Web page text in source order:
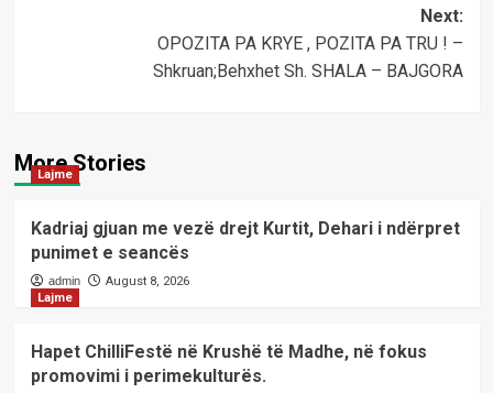
Next:
OPOZITA PA KRYE , POZITA PA TRU ! –
Shkruan;Behxhet Sh. SHALA – BAJGORA
More Stories
Lajme
Kadriaj gjuan me vezë drejt Kurtit, Dehari i ndërpret
punimet e seancës
admin
August 8, 2026
Lajme
Hapet ChilliFestë në Krushë të Madhe, në fokus
promovimi i perimekulturës.